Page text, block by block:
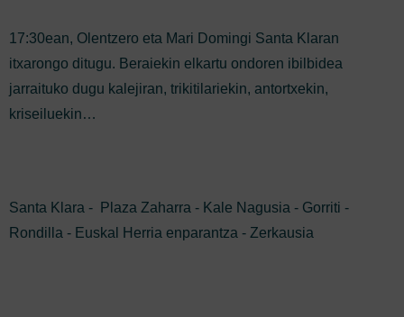
17:30ean, Olentzero eta Mari Domingi Santa Klaran
itxarongo ditugu. Beraiekin elkartu ondoren ibilbidea
jarraituko dugu kalejiran, trikitilariekin, antortxekin,
kriseiluekin…
Santa Klara - Plaza Zaharra - Kale Nagusia - Gorriti -
Rondilla - Euskal Herria enparantza - Zerkausia